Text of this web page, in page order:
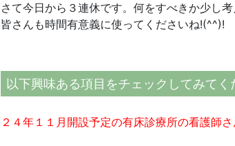
さて今日から３連休です。何をすべきか少し
皆さんも時間有意義に使ってくださいね!(^^)!
以下興味ある項目をチェックしてみてく
２４年１１月開設予定の有床診療所の看護師